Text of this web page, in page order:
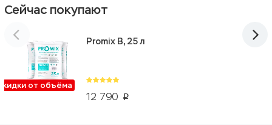
Сейчас покупают
от объёма
12 790 p
Promix B, 25 л